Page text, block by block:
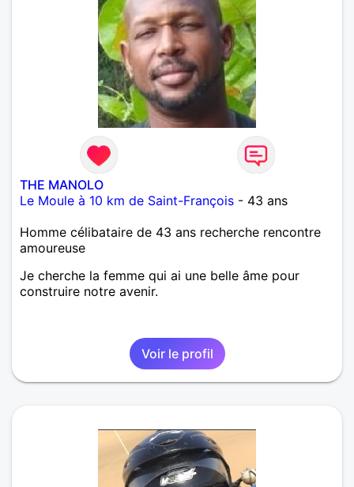
THE MANOLO
Le Moule à 10 km de Saint-François - 43 ans
Homme célibataire de 43 ans recherche rencontre
amoureuse
Je cherche la femme qui ai une belle âme pour
construire notre avenir.
Voir le profil